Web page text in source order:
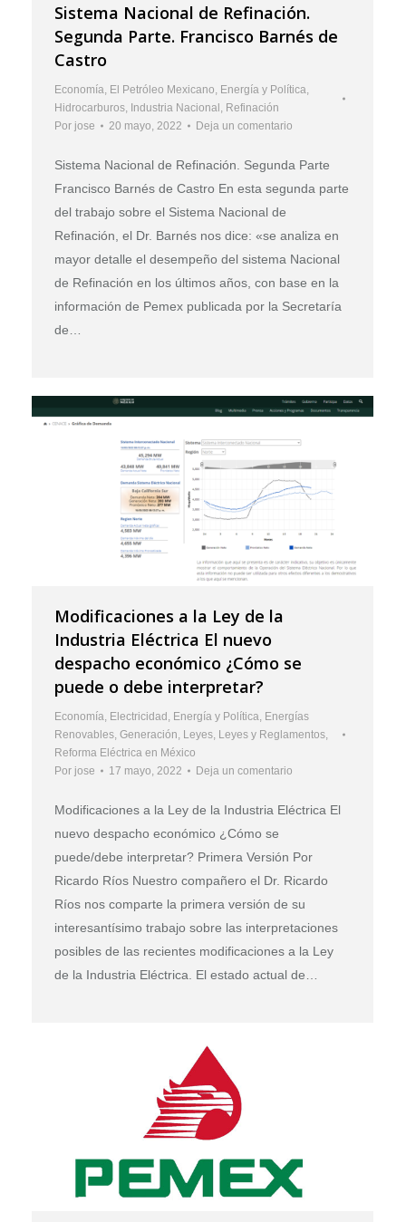
Sistema Nacional de Refinación.
Segunda Parte. Francisco Barnés de
Castro
Economía El Petróleo Mexicano Energía y Política
Hidrocarburos Industria Nacional Refinación
Por jose 20 mayo, 2022 Deja un comentario
Sistema Nacional de Refinación. Segunda Parte
Francisco Barnés de Castro En esta segunda parte
del trabajo sobre el Sistema Nacional de
Refinación, el Dr. Barnés nos dice: «se analiza en
mayor detalle el desempeño del sistema Nacional
de Refinación en los últimos años, con base en la
información de Pemex publicada por la Secretaría
de…
Modificaciones a la Ley de la
Industria Eléctrica El nuevo
despacho económico ¿Cómo se
puede o debe interpretar?
Economía Electricidad Energía y Política Energías
Renovables Generación Leyes Leyes y Reglamentos
Reforma Eléctrica en México
Por jose 17 mayo, 2022 Deja un comentario
Modificaciones a la Ley de la Industria Eléctrica El
nuevo despacho económico ¿Cómo se
puede/debe interpretar? Primera Versión Por
Ricardo Ríos Nuestro compañero el Dr. Ricardo
Ríos nos comparte la primera versión de su
interesantísimo trabajo sobre las interpretaciones
posibles de las recientes modificaciones a la Ley
de la Industria Eléctrica. El estado actual de…